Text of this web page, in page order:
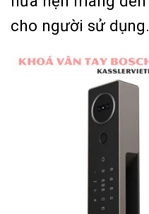
cho người sử dụng.